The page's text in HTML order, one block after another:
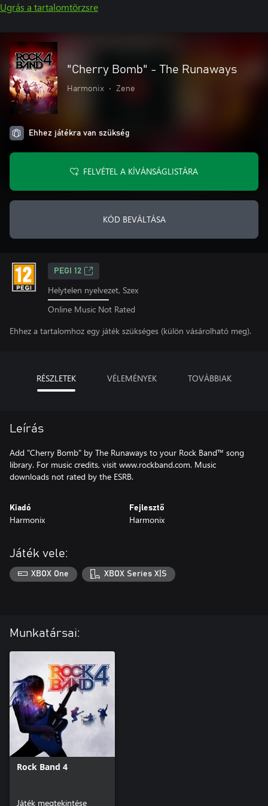
Ugrás a tartalomtörzsre
"Cherry Bomb" - The Runaways
Harmonix • Zene
Ehhez játékra van szükség
FELVÉTEL A KÍVÁNSÁGLISTÁRA
KÓD BEVÁLTÁSA
PEGI 12
Helytelen nyelvezet, Szex
Online Music Not Rated
Ehhez a tartalomhoz egy játék szükséges (külön vásárolható meg).
RÉSZLETEK VÉLEMÉNYEK TOVÁBBIAK
Leírás
Add "Cherry Bomb" by The Runaways to your Rock Band™ song
library. For music credits, visit www.rockband.com. Music
downloads not rated by the ESRB.
Kiadó
Harmonix
Fejlesztő
Harmonix
Játék vele:
XBOX One XBOX Series X|S
Munkatársai:
Rock Band 4
Játék megtekintése